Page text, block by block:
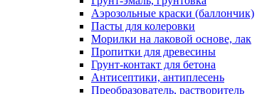
Аэрозольные краски (баллончик)
Пасты для колеровки
Морилки на лаковой основе, лак
Пропитки для древесины
Грунт-контакт для бетона
Антисептики, антиплесень
Преобразователь, растворитель